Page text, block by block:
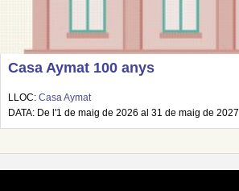
Casa Aymat 100 anys
LLOC: Casa Aymat
DATA: De l'1 de maig de 2026 al 31 de maig de 2027